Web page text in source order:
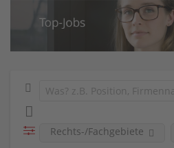
Rechts-/Fachgebiete